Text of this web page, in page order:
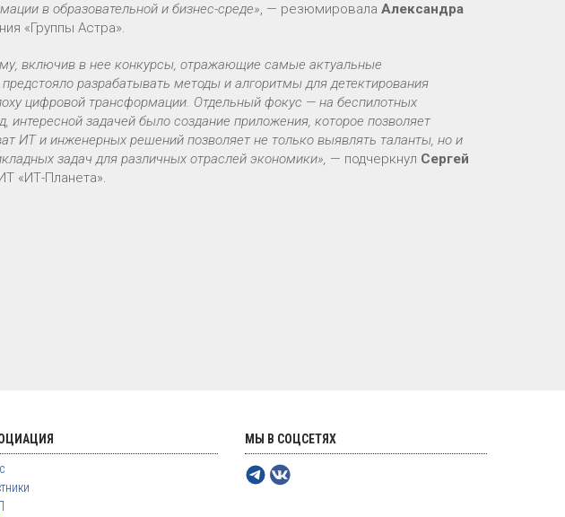
в образовательной и бизнес-среде», — резюмировала Александра
«Группы Астра».
включив в нее конкурсы, отражающие самые актуальные
разрабатывать методы и алгоритмы для детектирования
цифровой трансформации. Отдельный фокус — на беспилотных
задачей было создание приложения, которое позволяет
ИТ и инженерных решений позволяет не только выявлять таланты, но и
задач для различных отраслей экономики», — подчеркнул Сергей
«ИТ-Планета».
МЫ В СОЦСЕТЯХ